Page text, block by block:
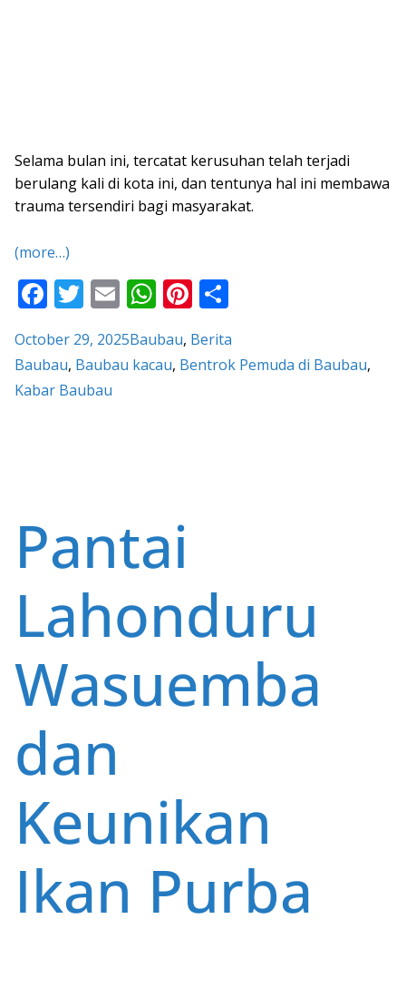
Selama bulan ini, tercatat kerusuhan telah terjadi
berulang kali di kota ini, dan tentunya hal ini membawa
trauma tersendiri bagi masyarakat.
(more…)
F
ac
e
b
o
T
w
itt
er
E
m
ai
l
W
h
at
s
Pi
nt
er
e
ar
e
October 29, 2025Baubau, Berita
Baubau, Baubau kacau, Bentrok Pemuda di Baubau
Kabar Baubau
Pantai
Lahonduru
Wasuemba
dan
Keunikan
Ikan Purba